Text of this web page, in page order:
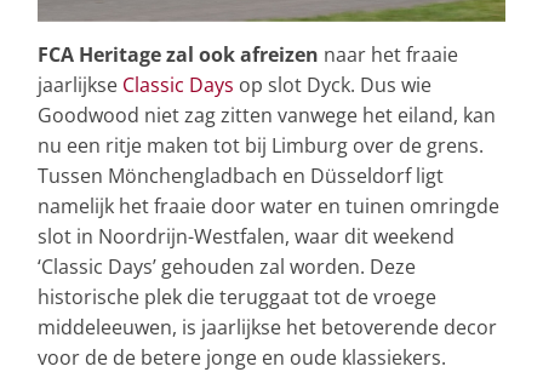
FCA Heritage zal ook afreizen naar het fraaie
jaarlijkse Classic Days op slot Dyck. Dus wie
Goodwood niet zag zitten vanwege het eiland, kan
nu een ritje maken tot bij Limburg over de grens.
Tussen Mönchengladbach en Düsseldorf ligt
namelijk het fraaie door water en tuinen omringde
slot in Noordrijn-Westfalen, waar dit weekend
‘Classic Days’ gehouden zal worden. Deze
historische plek die teruggaat tot de vroege
middeleeuwen, is jaarlijkse het betoverende decor
voor de de betere jonge en oude klassiekers.